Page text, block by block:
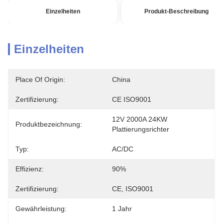
Einzelheiten Produkt-Beschreibung
Einzelheiten
Place Of Origin: China
Zertifizierung: CE ISO9001
Produktbezeichnung:
12V 2000A 24KW
Plattierungsrichter
Typ: AC/DC
Effizienz: 90%
Zertifizierung: CE, ISO9001
Gewährleistung: 1 Jahr